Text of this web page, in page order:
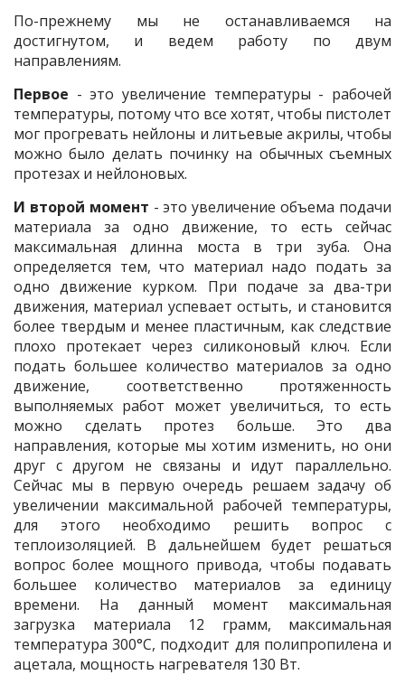
По-прежнему мы не останавливаемся на
достигнутом, и ведем работу по двум
направлениям.
Первое - это увеличение температуры - рабочей
температуры, потому что все хотят, чтобы пистолет
мог прогревать нейлоны и литьевые акрилы, чтобы
можно было делать починку на обычных съемных
протезах и нейлоновых.
И второй момент - это увеличение объема подачи
материала за одно движение, то есть сейчас
максимальная длинна моста в три зуба. Она
определяется тем, что материал надо подать за
одно движение курком. При подаче за два-три
движения, материал успевает остыть, и становится
более твердым и менее пластичным, как следствие
плохо протекает через силиконовый ключ. Если
подать большее количество материалов за одно
движение, соответственно протяженность
выполняемых работ может увеличиться, то есть
можно сделать протез больше. Это два
направления, которые мы хотим изменить, но они
друг с другом не связаны и идут параллельно.
Сейчас мы в первую очередь решаем задачу об
увеличении максимальной рабочей температуры,
для этого необходимо решить вопрос с
теплоизоляцией. В дальнейшем будет решаться
вопрос более мощного привода, чтобы подавать
большее количество материалов за единицу
времени. На данный момент максимальная
загрузка материала 12 грамм, максимальная
температура 300°С, подходит для полипропилена и
ацетала, мощность нагревателя 130 Вт.